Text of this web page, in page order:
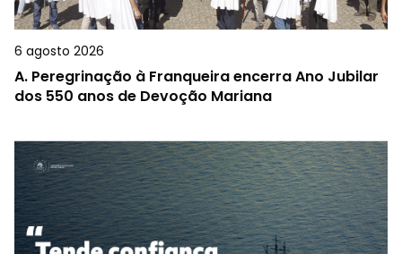
6 agosto 2026
A. Peregrinação à Franqueira encerra Ano Jubilar
dos 550 anos de Devoção Mariana